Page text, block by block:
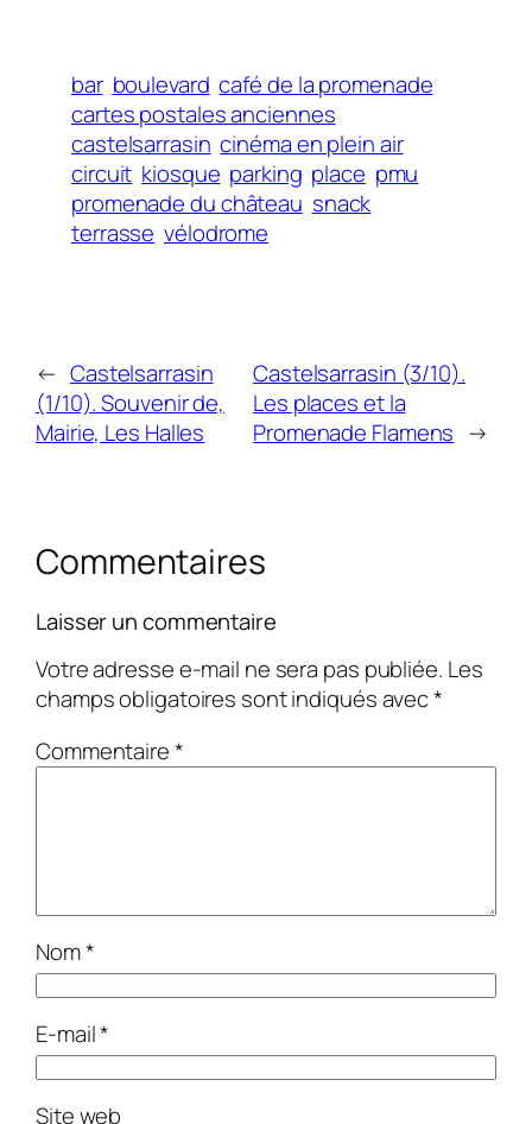
bar boulevard café de la promenade
cartes postales anciennes
castelsarrasin cinéma en plein air
circuit kiosque parking place pmu
promenade du château snack
terrasse vélodrome
← Castelsarrasin
(1/10). Souvenir de,
Mairie, Les Halles
Castelsarrasin (3/10).
Les places et la
Promenade Flamens →
Commentaires
Laisser un commentaire
Votre adresse e-mail ne sera pas publiée. Les
champs obligatoires sont indiqués avec*
Commentaire*
Nom*
E-mail*
Site web